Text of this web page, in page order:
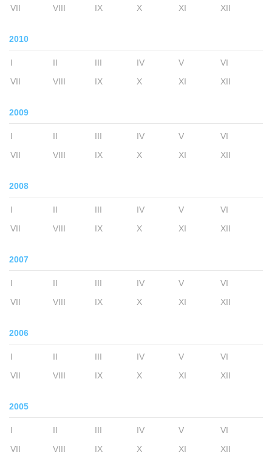
VII
VIII IX X XI XII
2010
I II III IV V
VI
VII
VIII IX X XI XII
2009
I II III IV V
VI
VII
VIII IX X XI XII
2008
I II III IV V
VI
VII
VIII IX X XI XII
2007
I II III IV V
VI
VII
VIII IX X XI XII
2006
I II III IV V
VI
VII
VIII IX X XI XII
2005
I II III IV V
VI
VII
VIII IX X XI XII